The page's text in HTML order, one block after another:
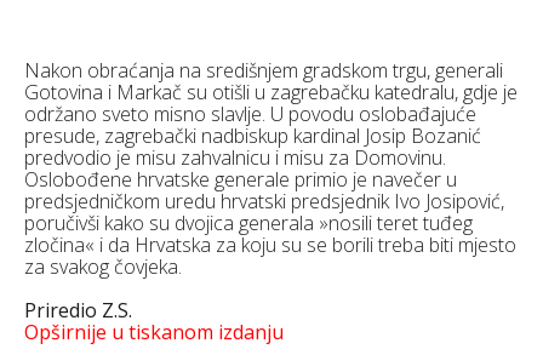
Nakon obraćanja na središnjem gradskom trgu, generali
Gotovina i Markač su otišli u zagrebačku katedralu, gdje je
održano sveto misno slavlje. U povodu oslobađajuće
presude, zagrebački nadbiskup kardinal Josip Bozanić
predvodio je misu zahvalnicu i misu za Domovinu.
Oslobođene hrvatske generale primio je navečer u
predsjedničkom uredu hrvatski predsjednik Ivo Josipović,
poručivši kako su dvojica generala »nosili teret tuđeg
zločina« i da Hrvatska za koju su se borili treba biti mjesto
za svakog čovjeka.
Priredio Z.S.
Opširnije u tiskanom izdanju